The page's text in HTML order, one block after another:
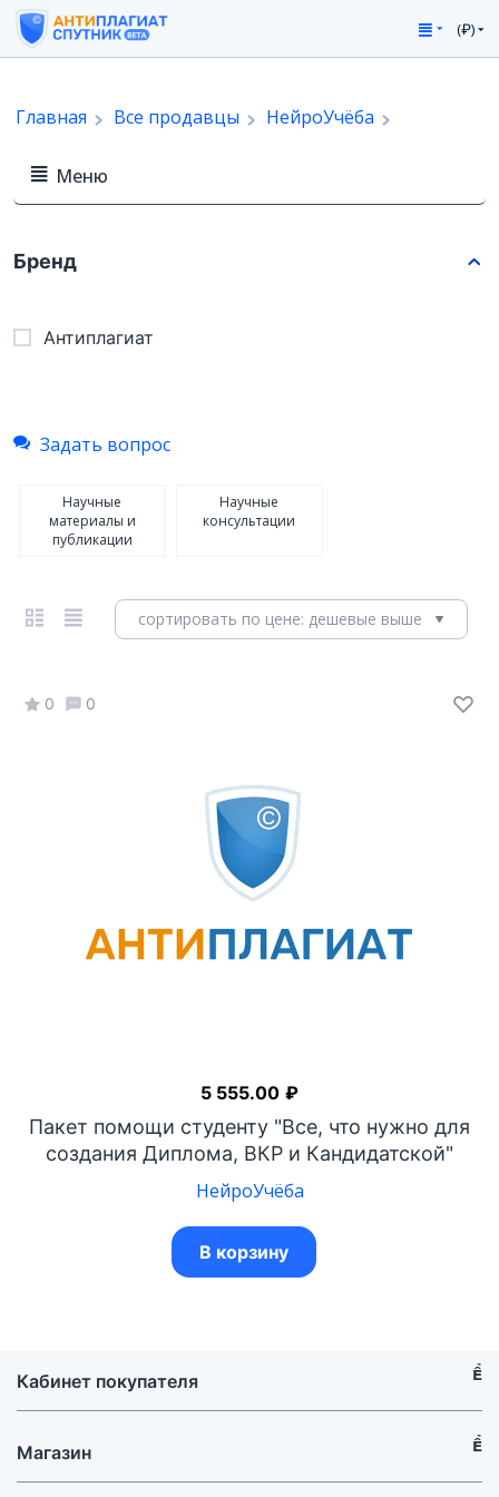
(₽)
Главная Все продавцы НейроУчёба
Меню
Бренд
Антиплагиат
Задать вопрос
Научные
материалы и
публикации
Научные
консультации
сортировать по цене: дешевые выше
0 0
Пакет помощи студенту "Все, что нужно для
создания Диплома, ВКР и Кандидатской"
НейроУчёба
5 555.00 ₽
В корзину
Кабинет покупателя
Магазин